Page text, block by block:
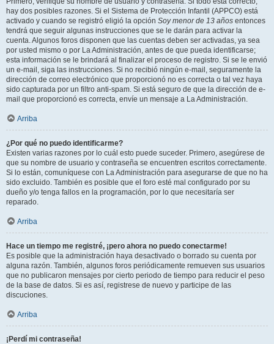
hay dos posibles razones. Si el Sistema de Protección Infantil (APPCO) está
activado y cuando se registró eligió la opción Soy menor de 13 años entonces
tendrá que seguir algunas instrucciones que se le darán para activar la
cuenta. Algunos foros disponen que las cuentas deben ser activadas, ya sea
por usted mismo o por La Administración, antes de que pueda identificarse;
esta información se le brindará al finalizar el proceso de registro. Si se le envió
un e-mail, siga las instrucciones. Si no recibió ningún e-mail, seguramente la
dirección de correo electrónico que proporcionó no es correcta o tal vez haya
sido capturada por un filtro anti-spam. Si está seguro de que la dirección de e-
mail que proporcionó es correcta, envíe un mensaje a La Administración.
Arriba
¿Por qué no puedo identificarme?
Existen varias razones por lo cuál esto puede suceder. Primero, asegúrese de
que su nombre de usuario y contraseña se encuentren escritos correctamente.
Si lo están, comuníquese con La Administración para asegurarse de que no ha
sido excluido. También es posible que el foro esté mal configurado por su
dueño y/o tenga fallos en la programación, por lo que necesitaría ser
reparado.
Arriba
Hace un tiempo me registré, ¡pero ahora no puedo conectarme!
Es posible que la administración haya desactivado o borrado su cuenta por
alguna razón. También, algunos foros periódicamente remueven sus usuarios
que no publicaron mensajes por cierto periodo de tiempo para reducir el peso
de la base de datos. Si es así, registrese de nuevo y participe de las
discuciones.
Arriba
¡Perdí mi contraseña!